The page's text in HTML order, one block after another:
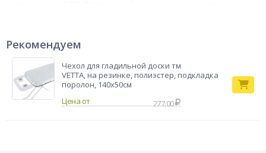
и экономичным в использовании. Он легко устанавливается
на берегу пруда или в любом другом месте, где есть доступ к
солнечному свету. Создавайте неповторимые световые
эффекты и наслаждайтесь красотой природы в любое время
суток!
Рекомендуем
Чехол для гладильной доски тм
VETTA, на резинке, полиэстер, подкладка
поролон, 140х50см
277.00